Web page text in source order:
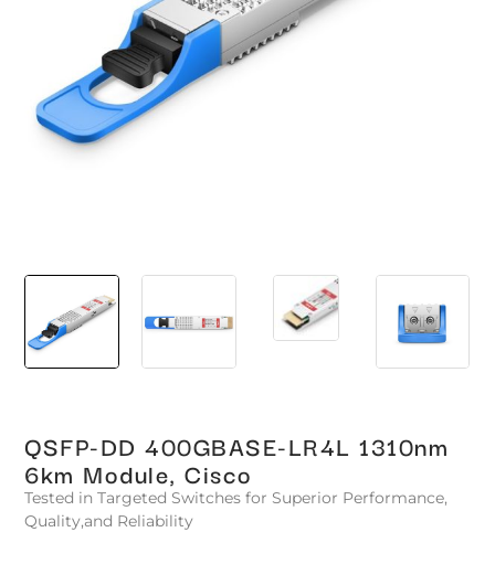
QSFP-DD 400GBASE-LR4L 1310nm
6km Module, Cisco
Tested in Targeted Switches for Superior Performance,
Quality,and Reliability